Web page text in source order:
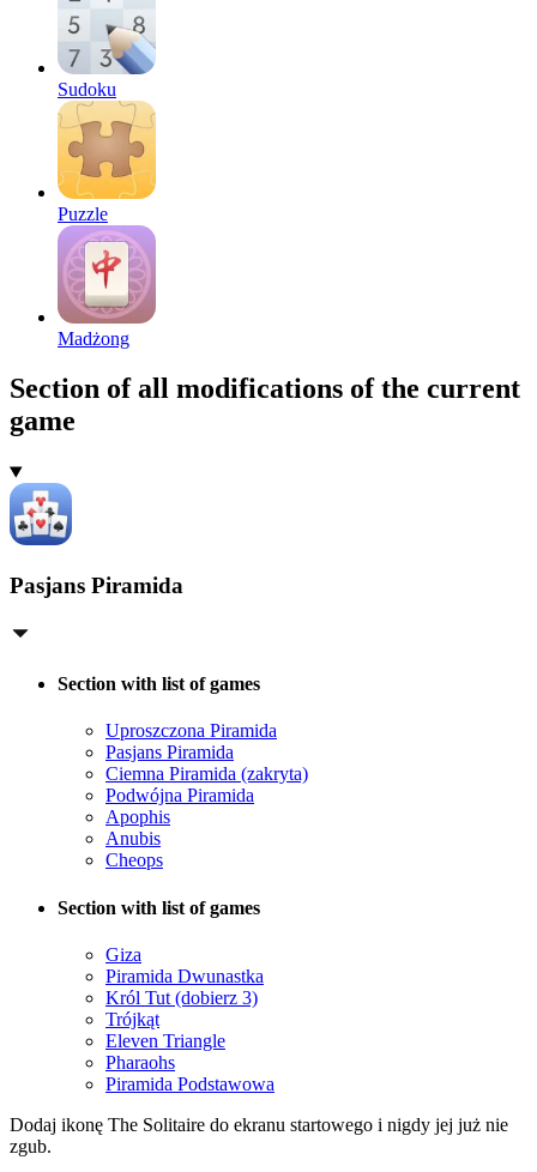
Sudoku
Puzzle
Madżong
Section of all modifications of the current
game
Pasjans Piramida
Section with list of games
Uproszczona Piramida
Pasjans Piramida
Ciemna Piramida (zakryta)
Podwójna Piramida
Apophis
Anubis
Cheops
Section with list of games
Giza
Piramida Dwunastka
Król Tut (dobierz 3)
Trójkąt
Eleven Triangle
Pharaohs
Piramida Podstawowa
Dodaj ikonę The Solitaire do ekranu startowego i nigdy jej już nie
zgub.